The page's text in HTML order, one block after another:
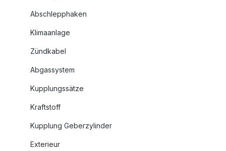
Abschlepphaken
Klimaanlage
Zündkabel
Abgassystem
Kupplungssätze
Kraftstoff
Kupplung Geberzylinder
Exterieur